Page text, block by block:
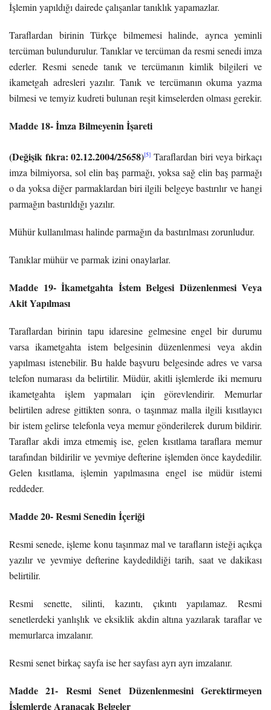
İşlemin yapıldığı dairede çalışanlar tanıklık yapamazlar.
Taraflardan birinin Türkçe bilmemesi halinde, ayrıca yeminli
tercüman bulundurulur. Tanıklar ve tercüman da resmi senedi imza
ederler. Resmi senede tanık ve tercümanın kimlik bilgileri ve
ikametgah adresleri yazılır. Tanık ve tercümanın okuma yazma
bilmesi ve temyiz kudreti bulunan reşit kimselerden olması gerekir.
Madde 18- İmza Bilmeyenin İşareti
(Değişik fıkra: 02.12.2004/25658)[5] Taraflardan biri veya birkaçı
imza bilmiyorsa, sol elin baş parmağı, yoksa sağ elin baş parmağı
o da yoksa diğer parmaklardan biri ilgili belgeye bastırılır ve hangi
parmağın bastırıldığı yazılır.
Mühür kullanılması halinde parmağın da bastırılması zorunludur.
Tanıklar mühür ve parmak izini onaylarlar.
Madde 19- İkametgahta İstem Belgesi Düzenlenmesi Veya
Akit Yapılması
Taraflardan birinin tapu idaresine gelmesine engel bir durumu
varsa ikametgahta istem belgesinin düzenlenmesi veya akdin
yapılması istenebilir. Bu halde başvuru belgesinde adres ve varsa
telefon numarası da belirtilir. Müdür, akitli işlemlerde iki memuru
ikametgahta işlem yapmaları için görevlendirir. Memurlar
belirtilen adrese gittikten sonra, o taşınmaz malla ilgili kısıtlayıcı
bir istem gelirse telefonla veya memur gönderilerek durum bildirir.
Taraflar akdi imza etmemiş ise, gelen kısıtlama taraflara memur
tarafından bildirilir ve yevmiye defterine işlemden önce kaydedilir.
Gelen kısıtlama, işlemin yapılmasına engel ise müdür istemi
reddeder.
Madde 20- Resmi Senedin İçeriği
Resmi senede, işleme konu taşınmaz mal ve tarafların isteği açıkça
yazılır ve yevmiye defterine kaydedildiği tarih, saat ve dakikası
belirtilir.
Resmi senette, silinti, kazıntı, çıkıntı yapılamaz. Resmi
senetlerdeki yanlışlık ve eksiklik akdin altına yazılarak taraflar ve
memurlarca imzalanır.
Resmi senet birkaç sayfa ise her sayfası ayrı ayrı imzalanır.
Madde 21- Resmi Senet Düzenlenmesini Gerektirmeyen
İşlemlerde Aranacak Belgeler